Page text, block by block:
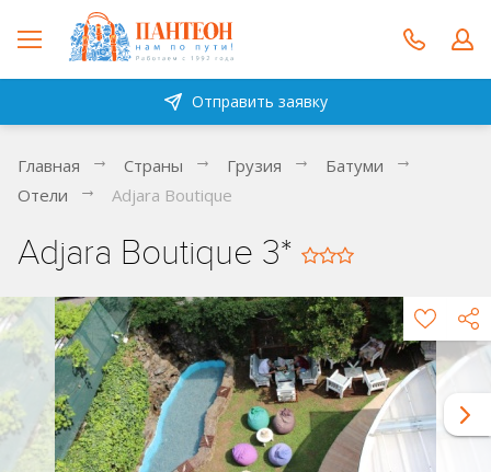
Отправить заявку
Главная Страны Грузия
Батуми
Отели
Adjara Boutique
Adjara Boutique 3*